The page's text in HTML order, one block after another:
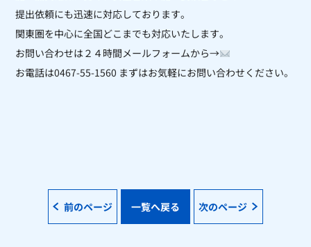
提出依頼にも迅速に対応しております。
関東圏を中心に全国どこまでも対応いたします。
お問い合わせは２４時間メールフォームから→
お電話は0467-55-1560 まずはお気軽にお問い合わせください。
前のページ 一覧へ戻る 次のページ